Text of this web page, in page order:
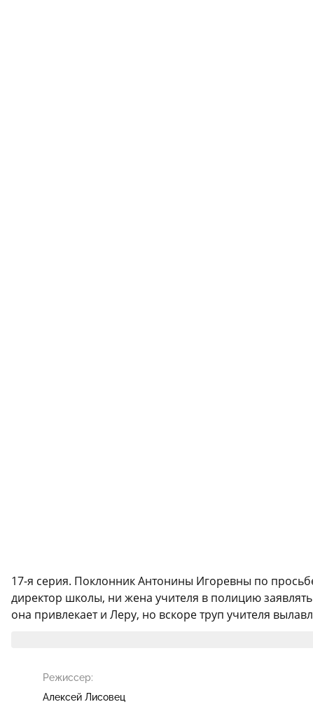
17-я серия. Поклонник Антонины Игоревны по
директор школы, ни жена учителя в полицию
она привлекает и Леру, но вскоре труп учителя
Режиссер:
Алексей Лисовец